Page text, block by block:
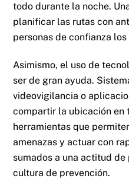
todo durante la noche.
planificar las rutas con
personas de confianza
Asimismo, el uso de
ser de gran ayuda.
videovigilancia o
compartir la ubicación en
herramientas que
amenazas y actuar con
sumados a una actitud
cultura de prevención.